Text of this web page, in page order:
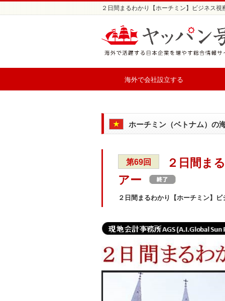
２日間まるわかり【ホーチミン】ビジネス
海外で会社設立する
ホーチミン（ベトナム）の
第69回
２日間ま
アー
２日間まるわかり【ホーチミン】